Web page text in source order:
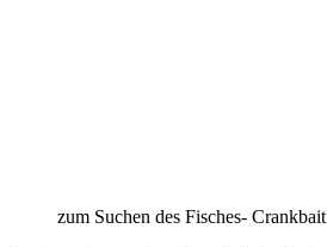
zum Suchen des Fisches- Crankbait